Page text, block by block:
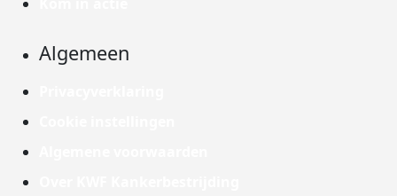
Algemeen